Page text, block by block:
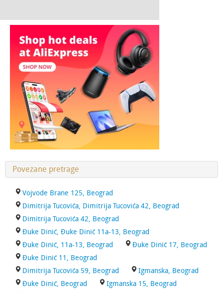
Povezane pretrage
Vojvode Brane 125, Beograd
Dimitrija Tucovića, Dimitrija Tucovića 42, Beograd
Dimitrija Tucovića 42, Beograd
Đuke Dinić, Đuke Dinić 11a-13, Beograd
Đuke Dinić, 11a-13, Beograd
Đuke Dinić 17, Beograd
Đuke Dinić 11, Beograd
Dimitrija Tucovića 59, Beograd
Igmanska, Beograd
Đuke Dinić, Beograd
Igmanska 15, Beograd